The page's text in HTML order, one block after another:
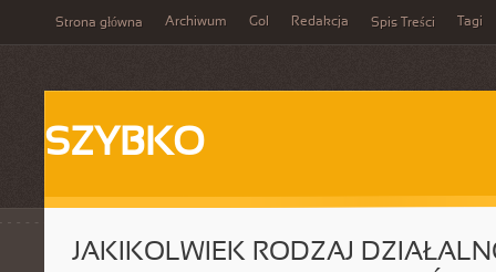
Strona główna Archiwum Gol Redakcja Spis Treści Tagi
SZYBKO
JAKIKOLWIEK RODZAJ